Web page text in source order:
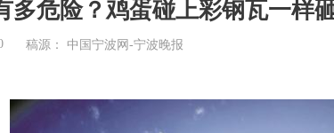
多危险？鸡蛋碰上彩钢瓦一样
稿源： 中国宁波网-宁波晚报